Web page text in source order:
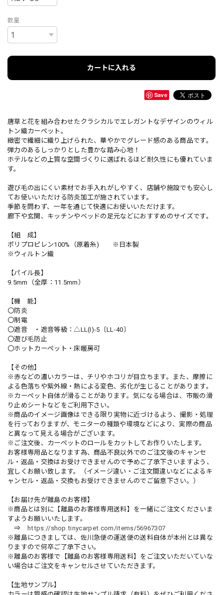
数量
カートに入れる
Save
唐草と花を組み合わせたクラシカルでエレガントなデザインのウィル
トン織カーペット。
緻密で繊細に織り上げられた、華やかでグレード感のある商品です。
弾力のあるしっかりとした豊かな踏み心地！
ホテルなどの上質な空間づくりに選ばれるほど耐久性にも優れていま
す。
遊び毛の出にくい素材でお手入れがしやすく、店舗や施設でも安心し
てお使いいただける防炎加工が施されています。
季節を問わず、一年を通じて快適にお使いいただけます。
廊下や玄関、キッチンやベッドの足元などにおすすめのサイズです。
【組 成】
ポリプロピレン100%（原着糸) ※日本製
※ウィルトン織
【パイル長】
9.5mm（全厚：11.5mm）
【機 能】
〇防炎
〇制電
〇遮音 ・遮音等級：△LL(I)-5〔LL-40〕
〇遊び毛防止
〇ホットカーペット・床暖房可
【その他】
※赤などの濃いカラーは、チリやホコリが目立ちます。また、摩擦に
よる色落ちや紫外線・熱による変色、劣化が生じることがあります。
※カーペット自体が滑ることがあります。気になる場合は、市販の滑
り止めシートなどをご利用下さい。
※商品のイメージ画像はできる限り実物に近づけるよう、撮影・処理
を行っておりますが、モニターの種類や環境などにより、実際の商品
と異なって見える場合がございます。
※ご注文後、カーペットのロールをカットしてお作りいたします。
お客様専用品となります為、商品不良以外でのご注文後のキャンセ
ル・返品・交換はお受けできませんので予めご了承下さいますよう、
宜しくお願い致します。（イメージ違い・ご注文間違いなどによるキ
ャンセル・返品・交換もお受けできませんのでご留意下さい。）
【お届け先が離島のお客様】
※商品とは別に【離島のお客様専用送料】を一緒にご注文くださいま
すようお願いいたします。
⇒
https://shop.tinycarpet.com/items/56967307
※離島につきましては、佐川急便の運送便の送料自体が本州とは異な
りますので何卒ご了承下さい。
※離島のお客様で【離島のお客様専用送料】をご注文いただいていな
い場合はご注文をキャンセルさせていただきます。
【生地サンプル】